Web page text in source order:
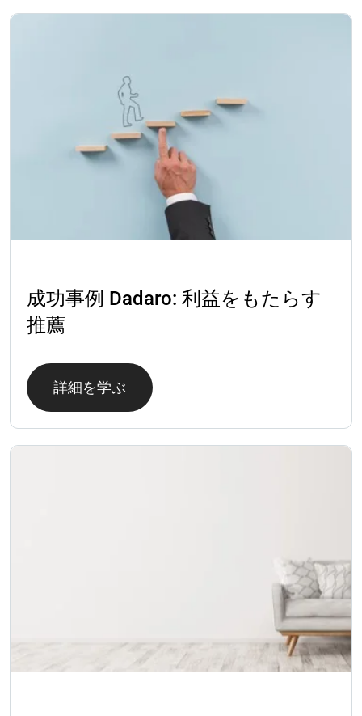
成功事例 Dadaro: 利益をもたらす
推薦
詳細を学ぶ